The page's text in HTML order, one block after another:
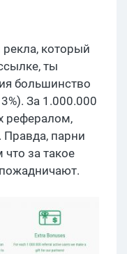
который
ты
большинство
За 1.000.000
рефералом,
парни
что за такое